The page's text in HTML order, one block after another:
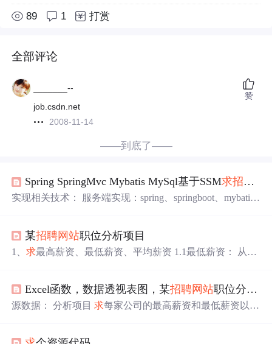
89 1 打赏
全部评论
_______--
job.csdn.net
2008-11-14
赞
——到底了——
Spring SpringMvc Mybatis MySql基于SSM求招聘
实现相关技术： 服务端实现：spring、springboot、mybati
企业岗位 2、超级管理员负责添加企业管理员相关账号信
息、管理相关企业信息 3、用户和企业的登录注册，用户
户角色去划分为：超级管理员、企业管理员、求职者 2、
超级管理员：管理整个项目
某招聘网站职位分析项目
1、求最高薪资、最低薪资、平均薪资 1.1最低薪资： 从左
+1,LEN(D2)-FIND("-",D2)-1) 1.3平均薪资： 注：最高薪资
与最低薪资是用公式求出，数字类型为公式，需要将公式
Excel函数，数据透视表图，某招聘网站职位分析项目
源数据： 分析项目求每家公司的最高薪资和最低薪资以及